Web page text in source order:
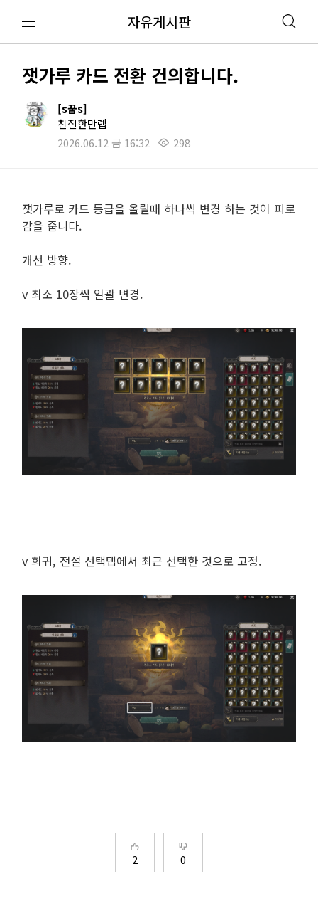
자유게시판
잿가루 카드 전환 건의합니다.
[s꿈s]
친절한만렙
2026.06.12 금 16:32
298
잿가루로 카드 등급을 올릴때 하나씩 변경 하는 것이 피로
감을 줍니다.
개선 방향.
v 최소 10장씩 일괄 변경.
v 희귀, 전설 선택탭에서 최근 선택한 것으로 고정.
2 0